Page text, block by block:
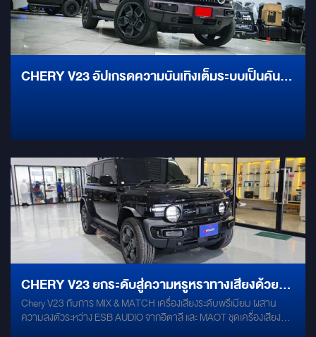
CHERY V23 อัปเกรดความบันเทิงเต็มระบบเป็นคัน
CHERY V23 ยกระดับสู่ความหรูหราทางเสียงด้วย
การ MIX & MATCH ระดับพรีเมียม
Chery V23 กับการ MIX & MATCH เครื่องเสียงระดับพรีเมียม ผสาน
ความลงตัวระหว่าง ESB AUDIO จากอิตาลี และ MAOT ชุดเครื่องเสียง